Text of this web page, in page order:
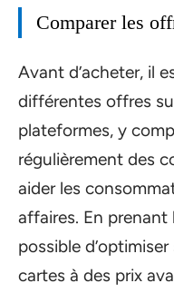
Comparer les
Avant d’acheter, il
différentes offres
plateformes, y
régulièrement des
aider les
affaires. En
possible
cartes à des prix